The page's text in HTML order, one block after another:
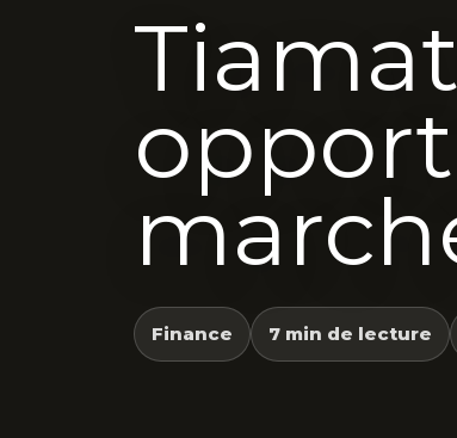
Finance 7 min de lecture